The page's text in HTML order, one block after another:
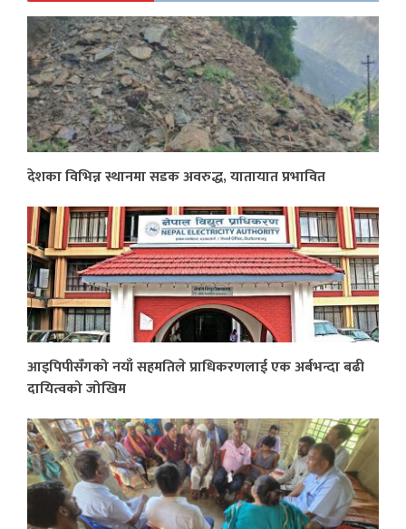
देशका विभिन्न स्थानमा सडक अवरुद्ध, यातायात प्रभावित
आइपिपीसँगको नयाँ सहमतिले प्राधिकरणलाई एक अर्बभन्दा बढी
दायित्वको जोखिम